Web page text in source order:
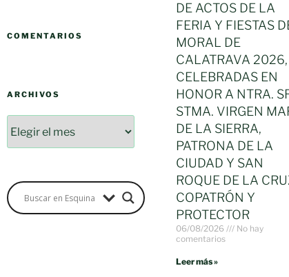
COMENTARIOS
ARCHIVOS
DE ACTOS DE LA
FERIA Y FIESTAS
MORAL DE
CALATRAVA 2026,
CELEBRADAS EN
HONOR A NTRA.
STMA. VIRGEN
DE LA SIERRA,
PATRONA DE LA
CIUDAD Y SAN
ROQUE DE LA
COPATRÓN Y
PROTECTOR
06/08/2026
No hay
comentarios
Leer más »